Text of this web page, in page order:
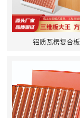
铝质瓦楞复合板